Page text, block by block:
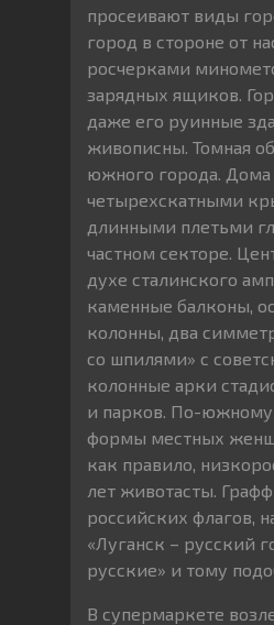
просеивают виды
город в стороне от
росчерками
зарядных ящиков.
даже его руинные
живописны. Томная
южного города. Дома
четырехскатными
длинными плетьми
частном секторе.
духе сталинского
каменные балконы,
колонны, два
со шпилями» с
колонные арки
и парков. По-
формы местных
как правило,
лет животасты.
российских флагов,
«Луганск – русский
русские» и тому
В супермаркете